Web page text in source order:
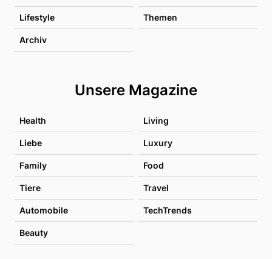
Lifestyle Themen
Archiv
Unsere Magazine
Health Living
Liebe Luxury
Family Food
Tiere Travel
Automobile TechTrends
Beauty